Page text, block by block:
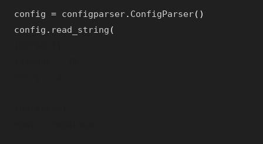
config = configparser. ConfigParser( )
config . read_string (